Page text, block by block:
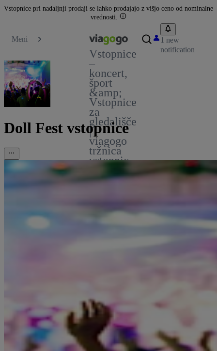
Vstopnice pri nadaljnji prodaji se lahko prodajajo z višjo ceno od nominalne
vrednosti.
Meni
Vstopnice
–
koncert,
šport
&amp;
Vstopnice
za
gledališče
|
viagogo
tržnica
vstopnic
1 new
notification
Doll Fest vstopnice